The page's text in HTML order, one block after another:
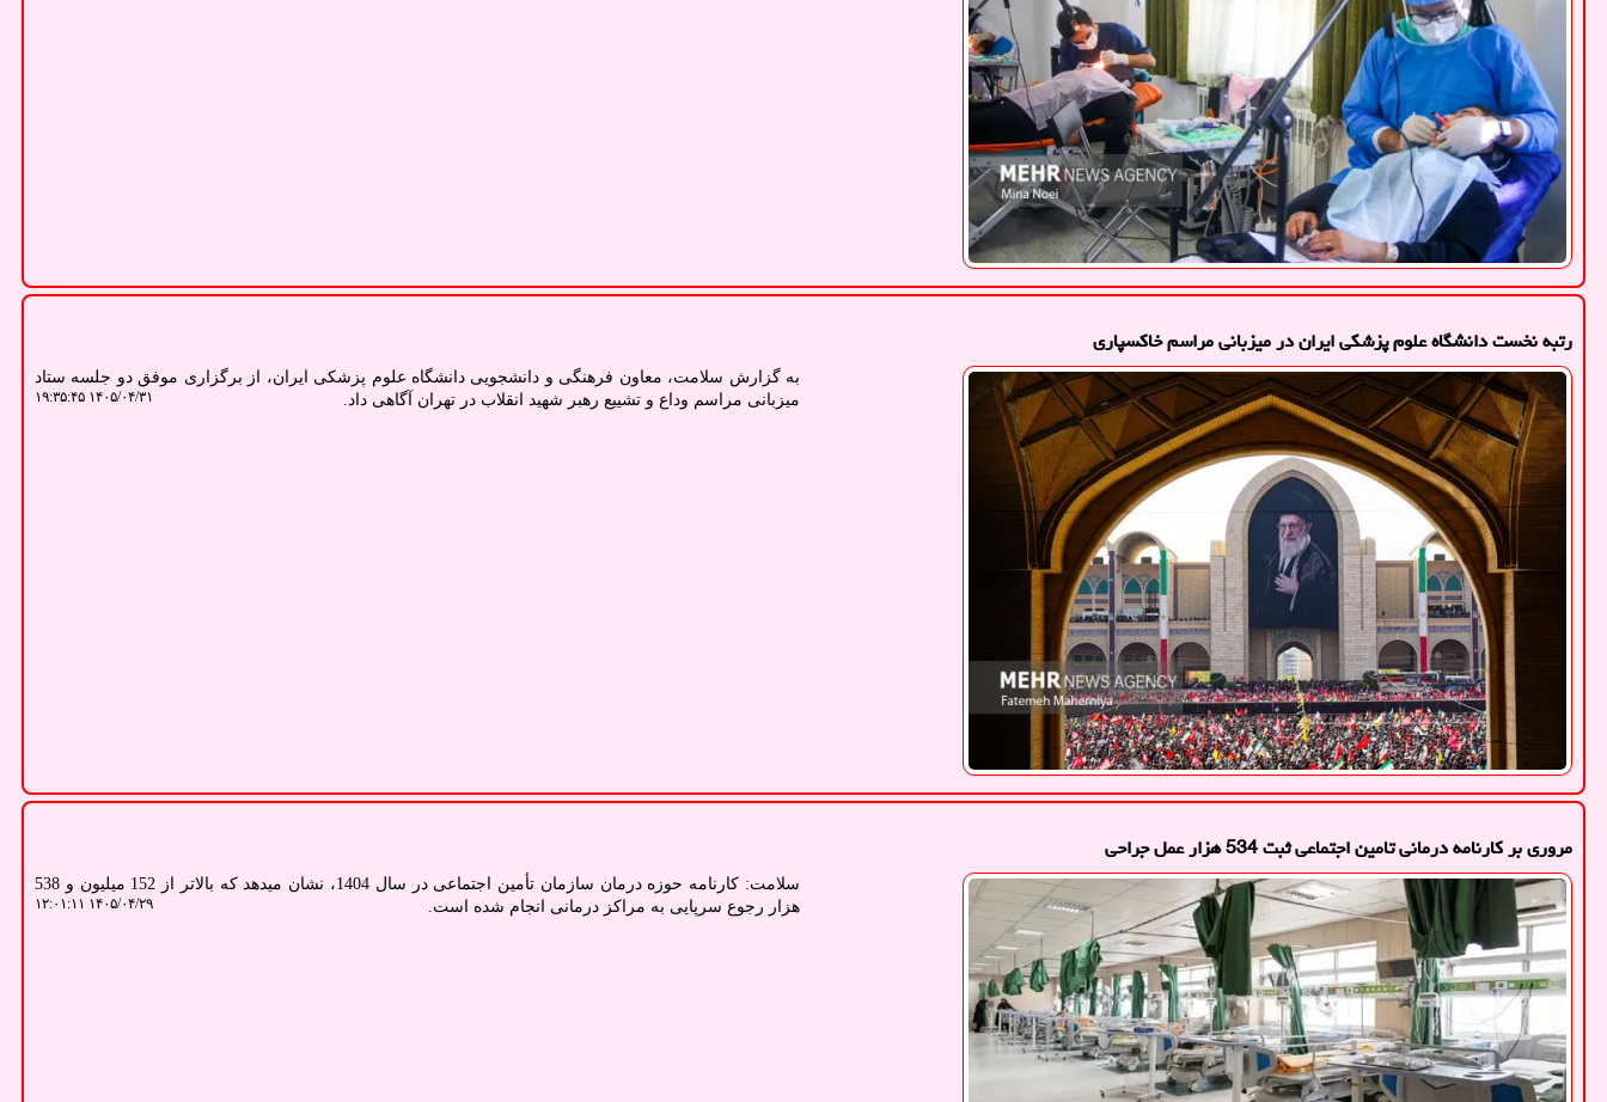
رتبه نخست دانشگاه علوم پزشکی ایران در میزبانی مراسم خاکسپاری
به گزارش سلامت، معاون فرهنگی و دانشجویی دانشگاه علوم پزشکی ایران، از برگزاری موفق دو جلسه ستاد
میزبانی مراسم وداع و تشییع رهبر شهید انقلاب در تهران آگاهی داد.
۱۴۰۵/۰۴/۳۱ ۱۹:۳۵:۴۵
مروری بر کارنامه درمانی تامین اجتماعی ثبت 534 هزار عمل جراحی
سلامت: کارنامه حوزه درمان سازمان تأمین اجتماعی در سال 1404، نشان میدهد که بالاتر از 152 میلیون و 538
هزار رجوع سرپایی به مراکز درمانی انجام شده است.
۱۴۰۵/۰۴/۲۹ ۱۲:۰۱:۱۱